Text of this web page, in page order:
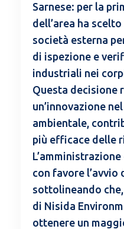
Sarnese: per la
dell’area ha
società esterna
di ispezione e
industriali nei
Questa decisione
un’innovazione
ambientale,
più efficace delle
con favore
sottolineando
di Nisida
ottenere un